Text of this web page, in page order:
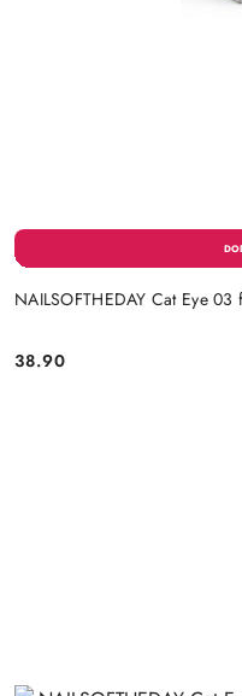
NAILSOFTHEDAY Cat Eye
Cena:
38.90